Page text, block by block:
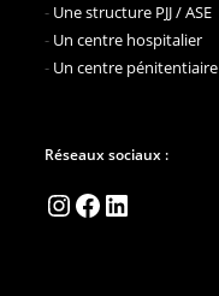
- Une structure PJJ / ASE
- Un centre hospitalier
- Un centre pénitentiaire
Réseaux sociaux :
Instagram
Facebook
LinkedIn